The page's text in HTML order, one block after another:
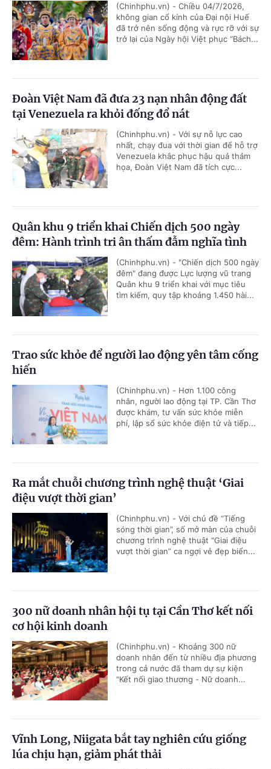
(Chinhphu.vn) - Chiều 04/7/2026,
không gian cổ kính của Đại nội Huế
đã trở nên sống động và rực rỡ với sự
trở lại của Ngày hội Việt phục “Bách...
Đoàn Việt Nam đã đưa 23 nạn nhân động đất
tại Venezuela ra khỏi đống đổ nát
(Chinhphu.vn) - Với sự nỗ lực cao
nhất, chạy đua với thời gian để hỗ trợ
Venezuela khắc phục hậu quả thảm
họa, Đoàn Việt Nam đã tích cực...
Quân khu 9 triển khai Chiến dịch 500 ngày
đêm: Hành trình tri ân thấm đẫm nghĩa tình
(Chinhphu.vn) - "Chiến dịch 500 ngày
đêm" đang được Lực lượng vũ trang
Quân khu 9 triển khai với mục tiêu
tìm kiếm, quy tập khoảng 1.450 hài...
Trao sức khỏe để người lao động yên tâm cống
hiến
(Chinhphu.vn) - Hơn 1.100 công
nhân, người lao động tại TP. Cần Thơ
được khám, tư vấn sức khỏe miễn
phí, lập sổ sức khỏe điện tử và tiếp...
Ra mắt chuỗi chương trình nghệ thuật ‘Giai
điệu vượt thời gian’
(Chinhphu.vn) - Với chủ đề “Tiếng
sóng thời gian”, số mở màn của chuỗi
chương trình nghệ thuật "Giai điệu
vượt thời gian” ca ngợi vẻ đẹp biển...
300 nữ doanh nhân hội tụ tại Cần Thơ kết nối
cơ hội kinh doanh
(Chinhphu.vn) - Khoảng 300 nữ
doanh nhân đến từ nhiều địa phương
trong cả nước đã tham dự sự kiện
"Kết nối giao thương - Nữ doanh...
Vĩnh Long, Niigata bắt tay nghiên cứu giống
lúa chịu hạn, giảm phát thải